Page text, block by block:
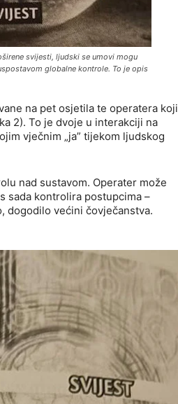
svijesti, ljudski se umovi mogu
globalne kontrole. To je opis
na pet osjetila te operatera koji
2). To je dvoje u interakciji na
vječnim „ja” tijekom ljudskog
nad sustavom. Operater može
sada kontrolira postupcima –
dogodilo većini čovječanstva.